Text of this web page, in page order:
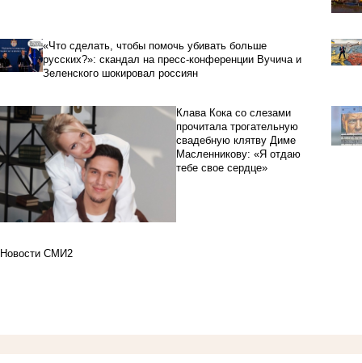
«Что сделать, чтобы помочь убивать больше
русских?»: скандал на пресс-конференции Вучича и
Зеленского шокировал россиян
Клава Кока со слезами
прочитала трогательную
свадебную клятву Диме
Масленникову: «Я отдаю
тебе свое сердце»
Новости СМИ2